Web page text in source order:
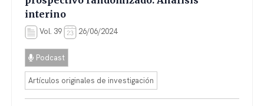
interino
Vol. 39 26/06/2024
Podcast
Artículos originales de investigación